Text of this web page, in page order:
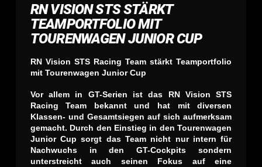
RN VISION STS STÄRKT
TEAMPORTFOLIO MIT
TOURENWAGEN JUNIOR CUP
RN Vision STS Racing Team stärkt Teamportfolio
mit Tourenwagen Junior Cup
Vor allem in GT-Serien ist das RN Vision STS
Racing Team bekannt und hat mit diversen
Klassen- und Gesamtsiegen auf sich aufmerksam
gemacht. Durch den Einstieg in den Tourenwagen
Junior Cup sorgt das Team nicht nur intern für
Nachwuchs in den GT-Cockpits sondern
unterstreicht auch seinen Fokus auf eine